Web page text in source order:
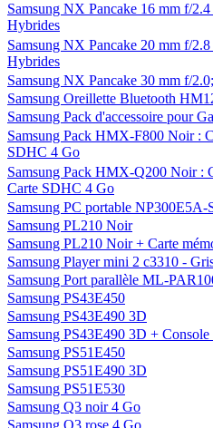
Samsung NX Pancake 16 mm f/
Hybrides
Samsung NX Pancake 20 mm f/
Hybrides
Samsung NX Pancake 30 mm f/
Samsung Oreillette Bluetooth
Samsung Pack d'accessoire pour
Samsung Pack HMX-F800 Noir :
SDHC 4 Go
Samsung Pack HMX-Q200 Noir :
Carte SDHC 4 Go
Samsung PC portable
Samsung PL210 Noir
Samsung PL210 Noir + Carte
Samsung Player mini 2 c3310 -
Samsung Port parallèle ML-
Samsung PS43E450
Samsung PS43E490 3D
Samsung PS43E490 3D +
Samsung PS51E450
Samsung PS51E490 3D
Samsung PS51E530
Samsung Q3 noir 4 Go
Samsung Q3 rose 4 Go